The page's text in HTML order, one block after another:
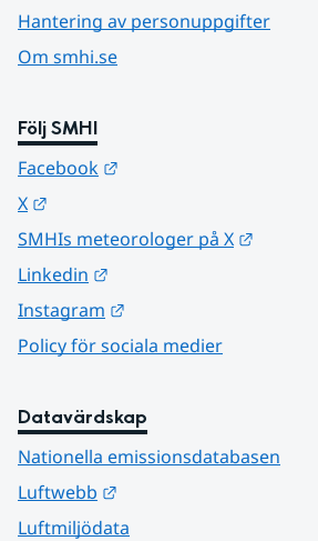
Hantering av personuppgifter
Om smhi.se
Följ SMHI
Facebook
X
SMHIs meteorologer på X
Linkedin
Instagram
Policy för sociala medier
Datavärdskap
Nationella emissionsdatabasen
Luftwebb
Luftmiljödata